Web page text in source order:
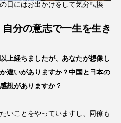
日にはお出かけをして気分転換
自分の意志で一生を生き
上経ちましたが、あなたが想像し
違いがありますか？中国と日本の
想がありますか？
いことをやっていますし、同僚も